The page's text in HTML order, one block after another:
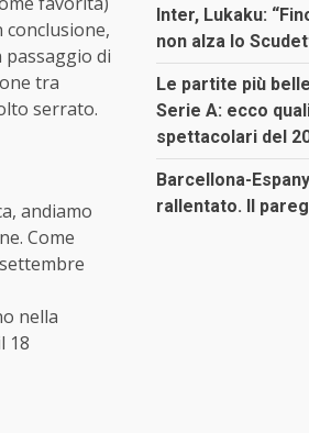
conclusione,
di
tra
serrato.
andiamo
Come
nella
18
Inter, Lukaku:
non alza lo
Le partite più
Serie A: ecco
spettacolari del
Barcellona-
rallentato. Il